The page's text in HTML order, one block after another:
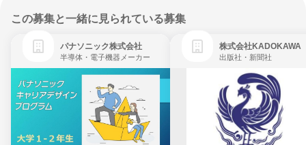
この募集と一緒に見られている募集
パナソニック株式会社
半導体・電子機器メーカー
株式会社KADOKAWA
出版社・新聞社